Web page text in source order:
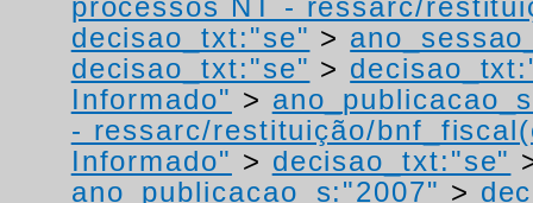
processos NT - ressarc/
decisao_txt:"se" >
decisao_txt:"se" >
Informado" >
- ressarc/restituição/
Informado" > decisao_txt:"se"
ano_publicacao_s:"2007" >